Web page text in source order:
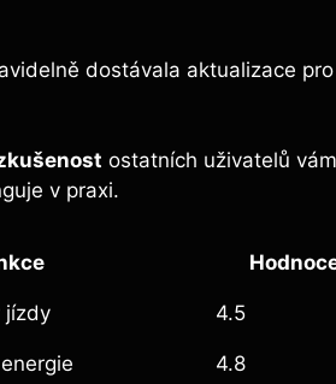
dostávala aktualizace
ostatních uživatelů
v praxi.
jízdy 4.5
4.8